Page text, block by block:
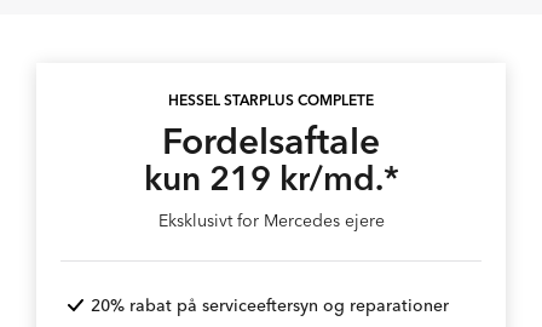
HESSEL STARPLUS COMPLETE
Fordelsaftale
kun 219 kr/md.*
Eksklusivt for Mercedes ejere
20% rabat på serviceeftersyn og reparationer